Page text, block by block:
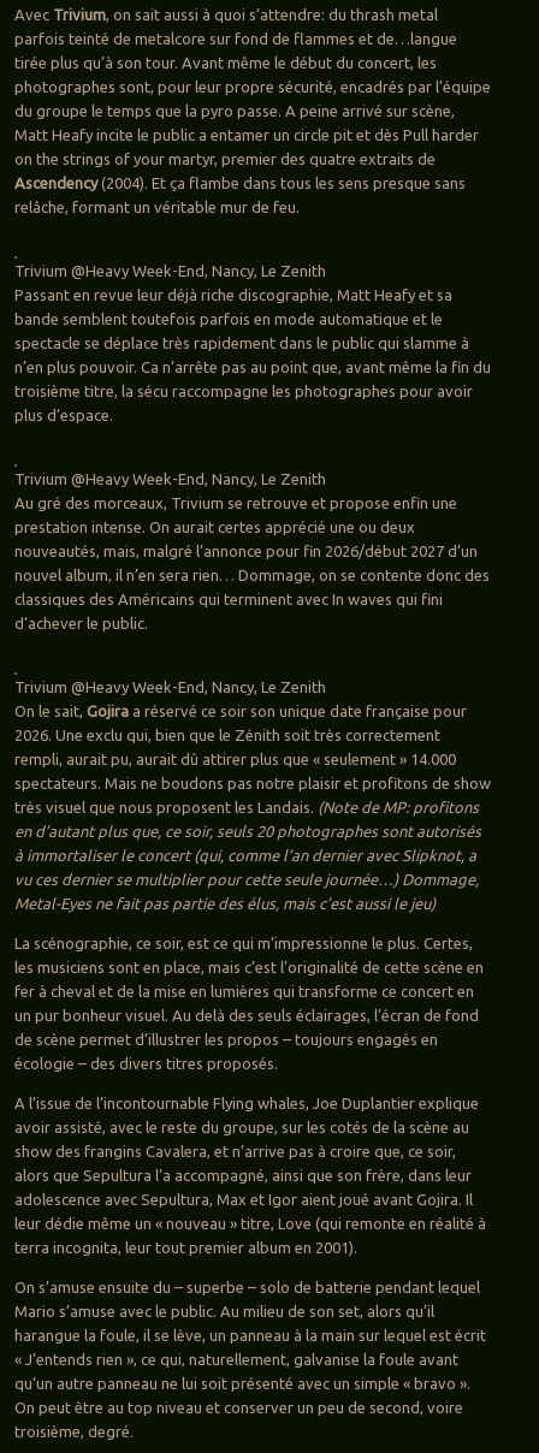
Avec Trivium, on sait aussi à quoi s’attendre: du thrash metal
parfois teinté de metalcore sur fond de flammes et de…langue
tirée plus qu’à son tour. Avant même le début du concert, les
photographes sont, pour leur propre sécurité, encadrés par l’équipe
du groupe le temps que la pyro passe. A peine arrivé sur scène,
Matt Heafy incite le public a entamer un circle pit et dès Pull harder
on the strings of your martyr, premier des quatre extraits de
Ascendency(2004). Et ça flambe dans tous les sens presque sans
relâche, formant un véritable mur de feu.
Trivium @Heavy Week-End, Nancy, Le Zenith
Passant en revue leur déjà riche discographie, Matt Heafy et sa
bande semblent toutefois parfois en mode automatique et le
spectacle se déplace très rapidement dans le public qui slamme à
n’en plus pouvoir. Ca n’arrête pas au point que, avant même la fin du
troisième titre, la sécu raccompagne les photographes pour avoir
plus d’espace.
Trivium @Heavy Week-End, Nancy, Le Zenith
Au gré des morceaux, Trivium se retrouve et propose enfin une
prestation intense. On aurait certes apprécié une ou deux
nouveautés, mais, malgré l’annonce pour fin 2026/début 2027 d’un
nouvel album, il n’en sera rien… Dommage, on se contente donc des
classiques des Américains qui terminent avec In waves qui fini
d’achever le public.
Trivium @Heavy Week-End, Nancy, Le Zenith
On le sait, Gojira a réservé ce soir son unique date française pour
2026. Une exclu qui, bien que le Zénith soit très correctement
rempli, aurait pu, aurait dû attirer plus que « seulement » 14.000
spectateurs. Mais ne boudons pas notre plaisir et profitons de show
très visuel que nous proposent les Landais. (Note de MP: profitons
en d’autant plus que, ce soir, seuls 20 photographes sont autorisés
à immortaliser le concert (qui, comme l’an dernier avec Slipknot, a
vu ces dernier se multiplier pour cette seule journée…) Dommage,
Metal-Eyes ne fait pas partie des élus, mais c’est aussi le jeu)
La scénographie, ce soir, est ce qui m’impressionne le plus. Certes,
les musiciens sont en place, mais c’est l’originalité de cette scène en
fer à cheval et de la mise en lumières qui transforme ce concert en
un pur bonheur visuel. Au delà des seuls éclairages, l’écran de fond
de scène permet d’illustrer les propos – toujours engagés en
écologie – des divers titres proposés.
A l’issue de l’incontournable Flying whales, Joe Duplantier explique
avoir assisté, avec le reste du groupe, sur les cotés de la scène au
show des frangins Cavalera, et n’arrive pas à croire que, ce soir,
alors que Sepultura l’a accompagné, ainsi que son frère, dans leur
adolescence avec Sepultura, Max et Igor aient joué avant Gojira. Il
leur dédie même un « nouveau » titre, Love (qui remonte en réalité à
terra incognita, leur tout premier album en 2001).
On s’amuse ensuite du – superbe – solo de batterie pendant lequel
Mario s’amuse avec le public. Au milieu de son set, alors qu’il
harangue la foule, il se lève, un panneau à la main sur lequel est écrit
« J’entends rien », ce qui, naturellement, galvanise la foule avant
qu’un autre panneau ne lui soit présenté avec un simple « bravo ».
On peut être au top niveau et conserver un peu de second, voire
troisième, degré.